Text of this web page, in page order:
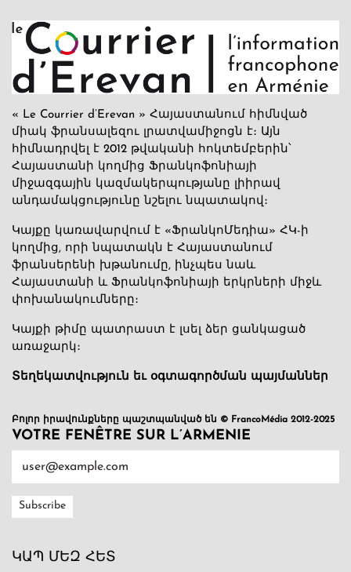
« Le Courrier d’Erevan » Հայաստանում հիմնված
միակ ֆրանսալեզու լրատվամիջոցն է։ Այն
հիմնադրվել է 2012 թվականի հոկտեմբերին՝
Հայաստանի կողմից Ֆրանկոֆոնիայի
միջազգային կազմակերպությանը լիիրավ
անդամակցությունը նշելու նպատակով։
Կայքը կառավարվում է «ՖրանկոՄեդիա» ՀԿ-ի
կողմից, որի նպատակն է Հայաստանում
ֆրանսերենի խթանումը, ինչպես նաև
Հայաստանի և Ֆրանկոֆոնիայի երկրների միջև
փոխանակումները։
Կայքի թիմը պատրաստ է լսել ձեր ցանկացած
առաջարկ։
Տեղեկատվություն եւ օգտագործման պայմաններ
Բոլոր իրավունքները պաշտպանված են © FrancoMédia 2012-2025
VOTRE FENÊTRE SUR L’ARMENIE
ԿԱՊ ՄԵԶ ՀԵՏ